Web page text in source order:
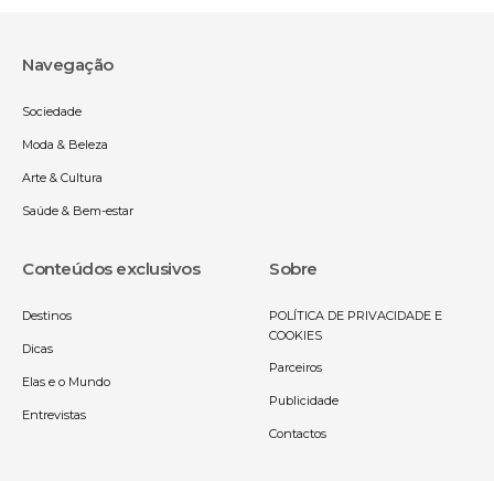
Navegação
Sociedade
Moda & Beleza
Arte & Cultura
Saúde & Bem-estar
Conteúdos exclusivos
Destinos
Dicas
Elas e o Mundo
Entrevistas
Sobre
POLÍTICA DE PRIVACIDADE E
COOKIES
Parceiros
Publicidade
Contactos